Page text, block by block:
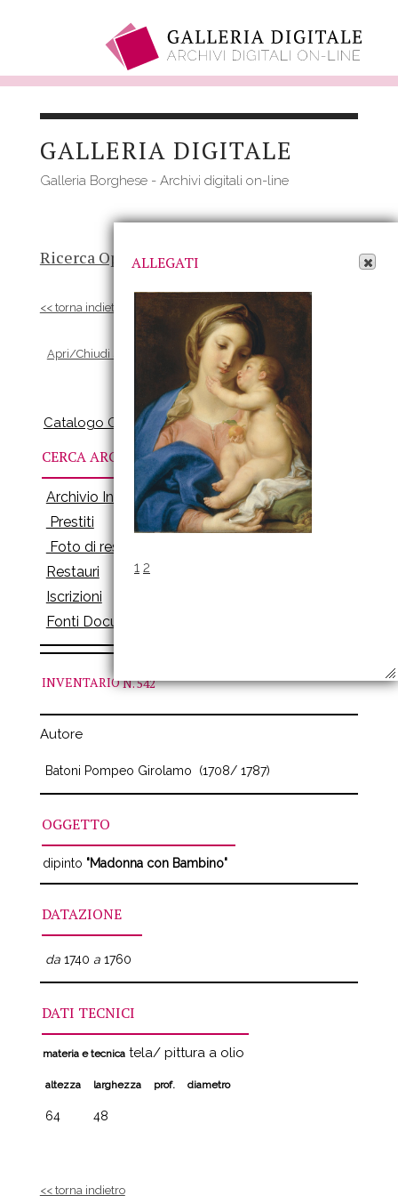
contenutoGALLERIA DIGITALE
Galleria Borghese - Archivi digitali on-line
Ricerca Opere-Risultato
<< torna indietro
Apri/Chiudi scheda Allegati
Catalogo Online
CERCA ARCHIVI
Archivio Inventari
Prestiti
Foto di restauro
Restauri
Iscrizioni
Fonti Documenti
INVENTARION. 542
Autore
Batoni Pompeo Girolamo (1708/ 1787)
OGGETTO
dipinto "Madonna con Bambino"
DATAZIONE
da1740 a1760
DATI TECNICI
materia e tecnicatela/ pittura a olio
altezza larghezza prof. diametro
64 48
<< torna indietro
ALLEGATI
1 2